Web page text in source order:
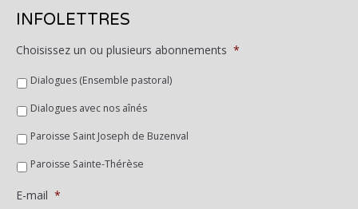
INFOLETTRES
Choisissez un ou plusieurs abonnements *
Dialogues (Ensemble pastoral)
Dialogues avec nos aînés
Paroisse Saint Joseph de Buzenval
Paroisse Sainte-Thérèse
E-mail *